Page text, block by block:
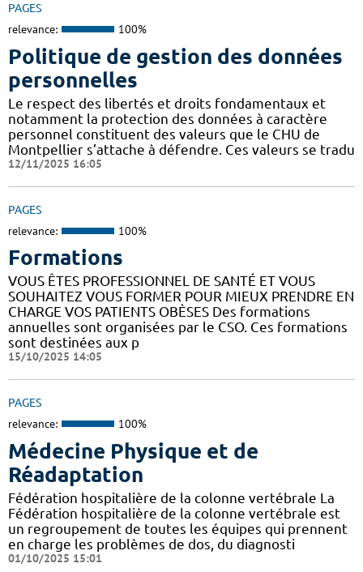
PAGES
relevance: 100%
Politique de gestion des données
personnelles
Le respect des libertés et droits fondamentaux et
notamment la protection des données à caractère
personnel constituent des valeurs que le CHU de
Montpellier s’attache à défendre. Ces valeurs se tradu
12/11/2025 16:05
PAGES
relevance: 100%
Formations
VOUS ÊTES PROFESSIONNEL DE SANTÉ ET VOUS
SOUHAITEZ VOUS FORMER POUR MIEUX PRENDRE EN
CHARGE VOS PATIENTS OBÈSES Des formations
annuelles sont organisées par le CSO. Ces formations
sont destinées aux p
15/10/2025 14:05
PAGES
relevance: 100%
Médecine Physique et de
Réadaptation
Fédération hospitalière de la colonne vertébrale La
Fédération hospitalière de la colonne vertébrale est
un regroupement de toutes les équipes qui prennent
en charge les problèmes de dos, du diagnosti
01/10/2025 15:01